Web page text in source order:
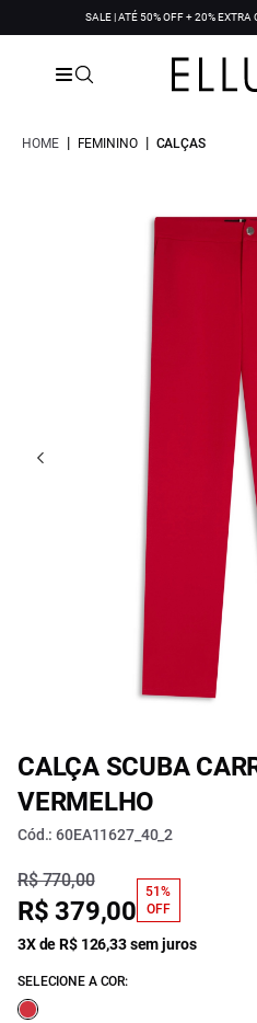
SALE | ATÉ 50% OFF + 20% EXTRA
HOME | FEMININO | CALÇAS
CALÇA SCUBA
VERMELHO
Cód.: 60EA11627_40_2
R$ 770,00
R$ 379,00
51%
OFF
3X de R$ 126,33 sem juros
SELECIONE A COR: